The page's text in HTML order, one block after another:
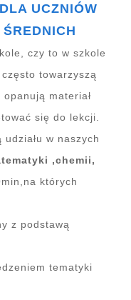
UCZNIÓW
czy to w szkole
towarzyszą
materiał
się do lekcji.
w naszych
,chemii,
których
z podstawą
tematyki